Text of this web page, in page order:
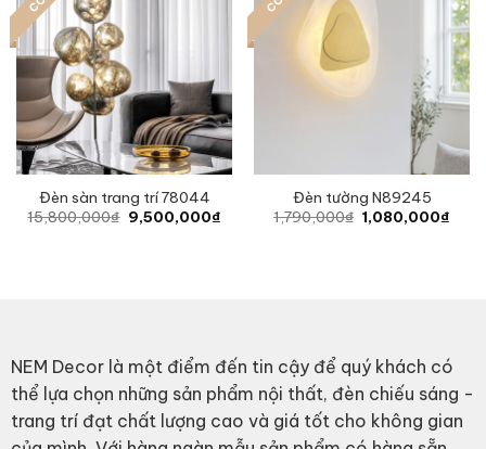
Đèn sàn trang trí 78044
15,800,000₫ Original
price
9,500,000₫Current
Đèn tường N89245
1,790,000₫ Original
price
1,080,000₫
NEM Decor là một điểm đến tin cậy để quý khách có
thể lựa chọn những sản phẩm nội thất, đèn chiếu sáng -
trang trí đạt chất lượng cao và giá tốt cho không gian